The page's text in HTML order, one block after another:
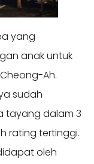
yang
anak untuk
Ah.
sudah
tayang dalam 3
rating tertinggi.
oleh